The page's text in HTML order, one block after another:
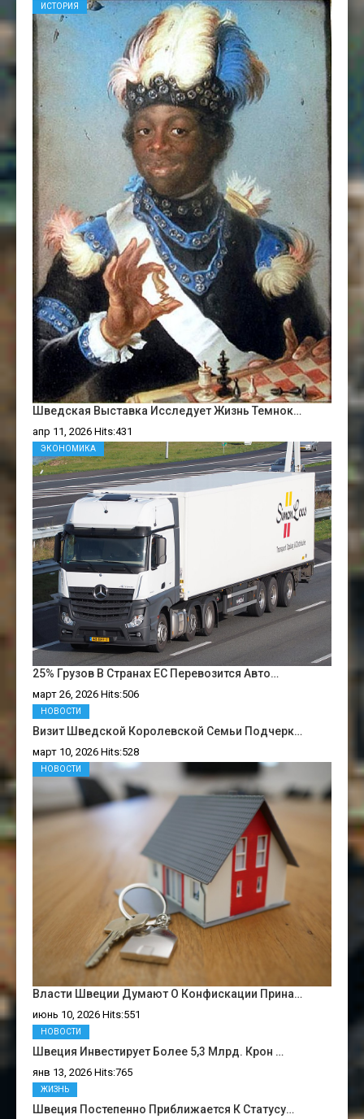
Шведская Выставка Исследует Жизнь Темнок…
апр 11, 2026 Hits:431
ИСТОРИЯ
25% Грузов В Странах ЕС Перевозится Авто…
март 26, 2026 Hits:506
ЭКОНОМИКА
Визит Шведской Королевской Семьи Подчерк…
март 10, 2026 Hits:528
НОВОСТИ
Власти Швеции Думают О Конфискации Прина…
июнь 10, 2026 Hits:551
НОВОСТИ
Швеция Инвестирует Более 5,3 Млрд. Крон …
янв 13, 2026 Hits:765
НОВОСТИ
Швеция Постепенно Приближается К Статусу…
ЖИЗНЬ